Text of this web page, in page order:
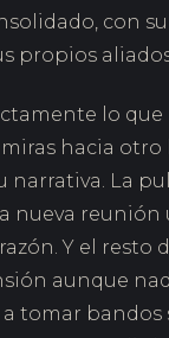
con
propios
lo que
hacia otro
narrativa. La
nueva reunión
Y el resto
aunque
tomar bandos